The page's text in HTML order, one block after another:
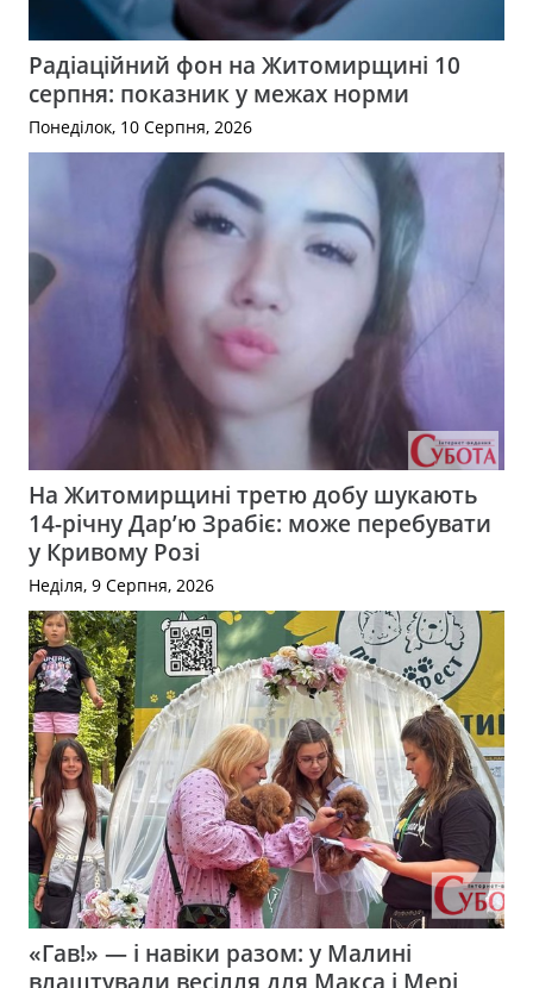
Радіаційний фон на Житомирщині 10
серпня: показник у межах норми
Понеділок, 10 Серпня, 2026
На Житомирщині третю добу шукають
14-річну Дар’ю Зрабіє: може перебувати
у Кривому Розі
Неділя, 9 Серпня, 2026
«Гав!» — і навіки разом: у Малині